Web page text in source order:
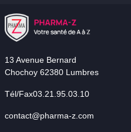
13 Avenue Bernard
Chochoy 62380 Lumbres
Tél/Fax03.21.95.03.10
contact@pharma-z.com